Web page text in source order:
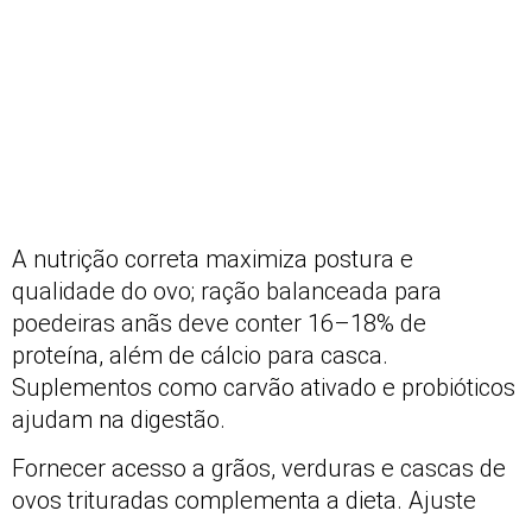
A nutrição correta maximiza postura e
qualidade do ovo; ração balanceada para
poedeiras anãs deve conter 16–18% de
proteína, além de cálcio para casca.
Suplementos como carvão ativado e probióticos
ajudam na digestão.
Fornecer acesso a grãos, verduras e cascas de
ovos trituradas complementa a dieta. Ajuste